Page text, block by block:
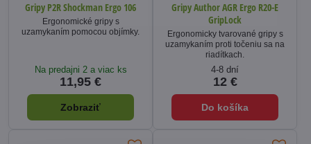
Gripy P2R Shockman Ergo 106
Ergonomické gripy s
uzamykaním pomocou objímky.
Na predajni 2 a viac ks
11,95 €
Zobraziť
Gripy Author AGR Ergo R20-E
GripLock
Ergonomicky tvarované gripy s
uzamykaním proti točeniu sa na
riadítkach.
4-8 dní
12 €
Do košíka